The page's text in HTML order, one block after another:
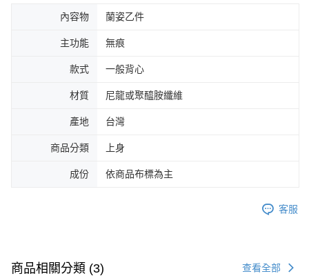
內容物 蘭姿乙件
主功能 無痕
款式 一般背心
材質 尼龍或聚醯胺纖維
產地 台灣
商品分類 上身
成份 依商品布標為主
客服
商品相關分類 (3) 查看全部